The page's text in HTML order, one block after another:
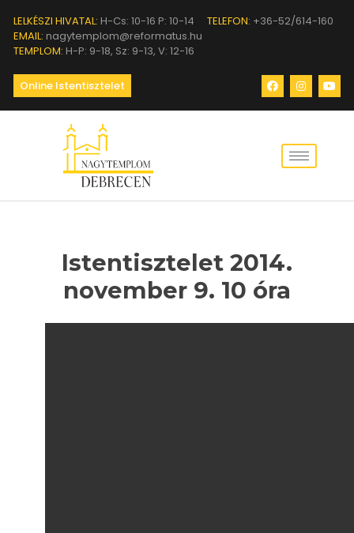
LELKÉSZI HIVATAL: H-Cs: 10-16 P: 10-14 TELEFON: +36-52/614-160
EMAIL: nagytemplom@reformatus.hu
TEMPLOM: H-P: 9-18, Sz: 9-13, V: 12-16
Online Istentisztelet
Istentisztelet 2014.
november 9. 10 óra